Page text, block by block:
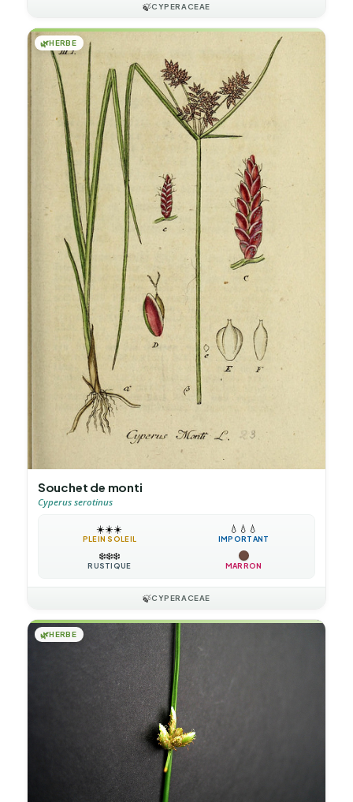
🍃CYPERACEAE
🌿HERBE
Souchet de monti
Cyperus serotinus
☀️☀️☀️
PLEIN SOLEIL
💧 💧 💧
IMPORTANT
❄️❄️❄️
RUSTIQUE MARRON
🍃CYPERACEAE
🌿HERBE